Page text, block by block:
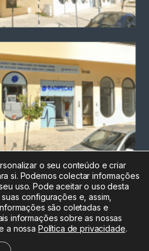
para a rede fixa
nacional
212
047
212
o seu conteúdo e criar
si. Podemos colectar informações
uso. Pode aceitar o uso desta
configurações e, assim,
são coletadas e
informações sobre as nossas
a nossa Política de privacidade.